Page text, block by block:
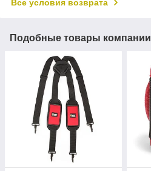
Все условия возврата
Подобные товары компании